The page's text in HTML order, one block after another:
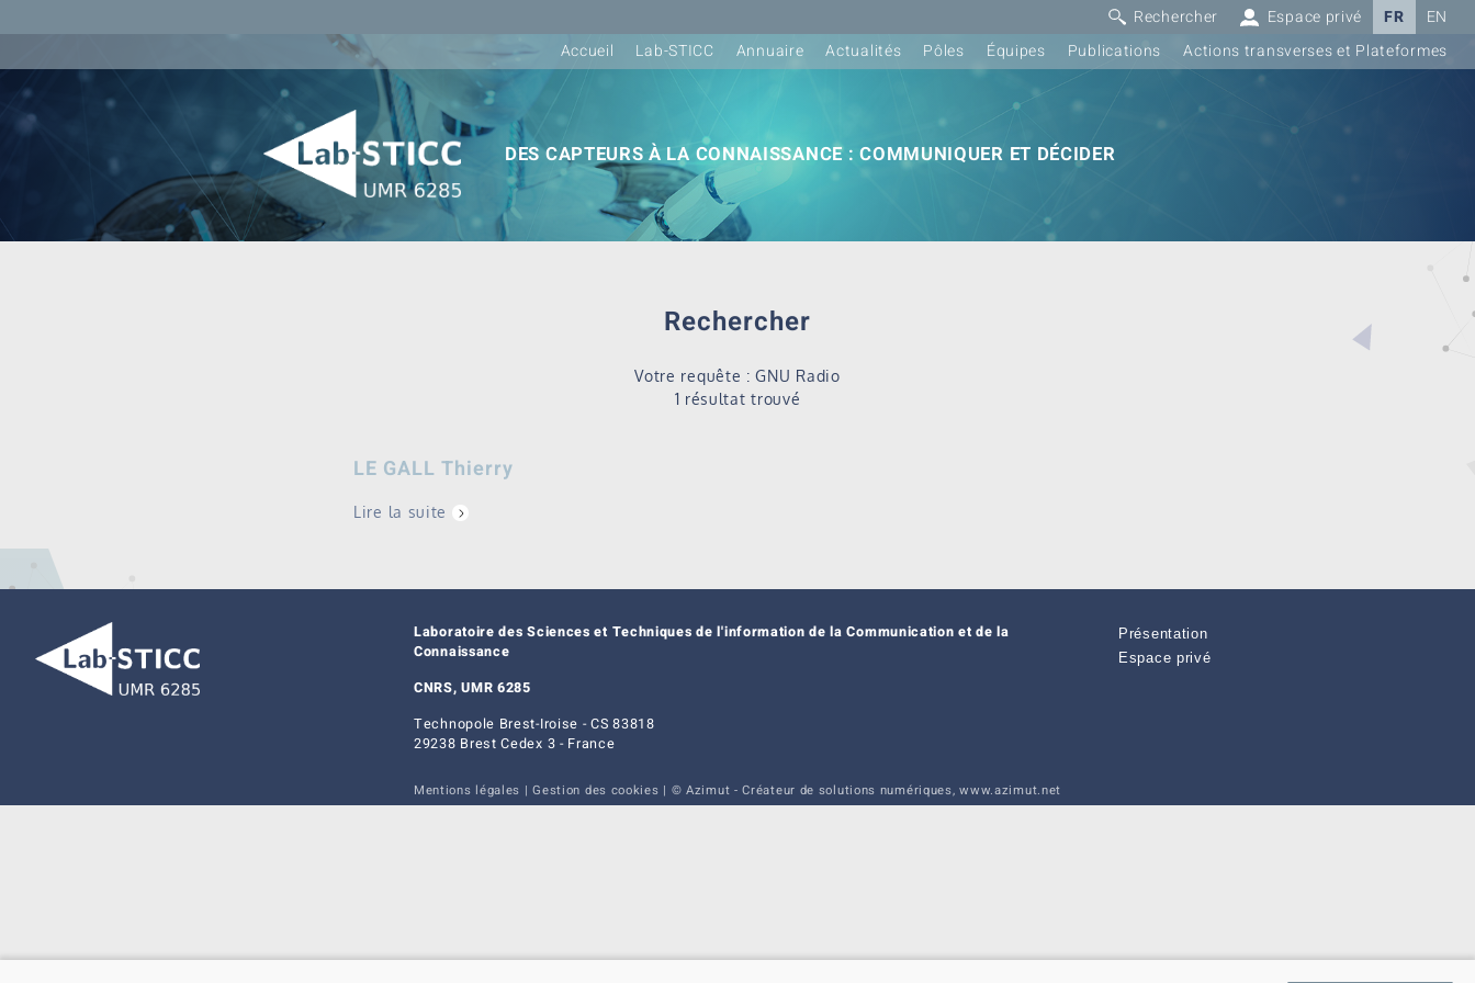
Rechercher Espace privé FR
EN
Accueil
Lab-STICC Annuaire Actualités Pôles Équipes Publications Actions transverses et Plateformes
DES CAPTEURS À LA CONNAISSANCE : COMMUNIQUER ET DÉCIDER
Rechercher
Votre requête : GNU Radio
1 résultat trouvé
LE GALL Thierry
Lire la suite
Laboratoire des Sciences et Techniques de l'information de la Communication et de la
Connaissance
CNRS, UMR 6285
Technopole Brest-Iroise - CS 83818
29238 Brest Cedex 3 - France
Présentation
Espace privé
Mentions légales |Gestion des cookies | © Azimut - Créateur de solutions numériques,www.azimut.net